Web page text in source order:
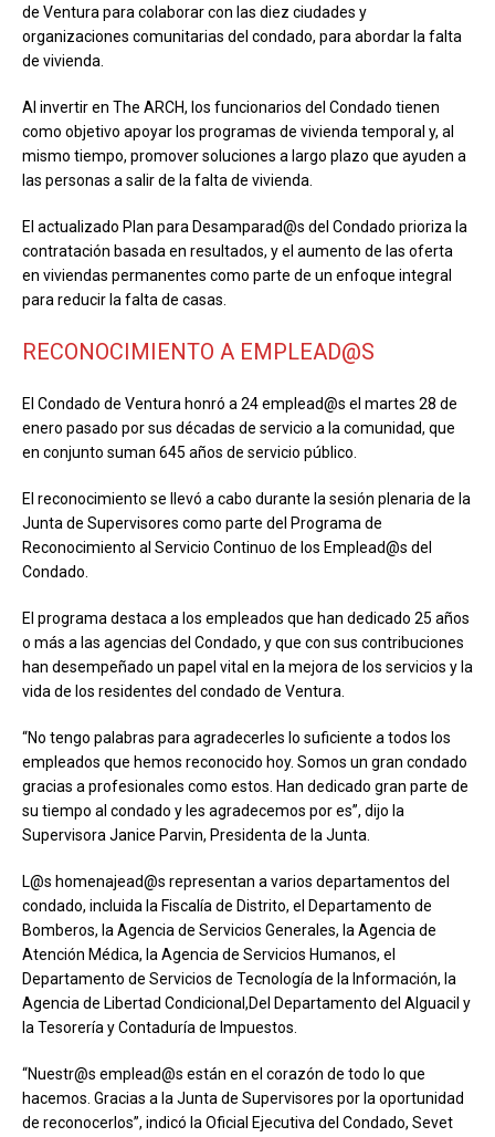
de Ventura para colaborar con las diez ciudades y
organizaciones comunitarias del condado, para abordar la falta
de vivienda.
Al invertir en The ARCH, los funcionarios del Condado tienen
como objetivo apoyar los programas de vivienda temporal y, al
mismo tiempo, promover soluciones a largo plazo que ayuden a
las personas a salir de la falta de vivienda.
El actualizado Plan para Desamparad@s del Condado prioriza la
contratación basada en resultados, y el aumento de las oferta
en viviendas permanentes como parte de un enfoque integral
para reducir la falta de casas.
RECONOCIMIENTO A EMPLEAD@S
El Condado de Ventura honró a 24 emplead@s el martes 28 de
enero pasado por sus décadas de servicio a la comunidad, que
en conjunto suman 645 años de servicio público.
El reconocimiento se llevó a cabo durante la sesión plenaria de la
Junta de Supervisores como parte del Programa de
Reconocimiento al Servicio Continuo de los Emplead@s del
Condado.
El programa destaca a los empleados que han dedicado 25 años
o más a las agencias del Condado, y que con sus contribuciones
han desempeñado un papel vital en la mejora de los servicios y la
vida de los residentes del condado de Ventura.
“No tengo palabras para agradecerles lo suficiente a todos los
empleados que hemos reconocido hoy. Somos un gran condado
gracias a profesionales como estos. Han dedicado gran parte de
su tiempo al condado y les agradecemos por es”, dijo la
Supervisora ​​Janice Parvin, Presidenta de la Junta.
L@s homenajead@s representan a varios departamentos del
condado, incluida la Fiscalía de Distrito, el Departamento de
Bomberos, la Agencia de Servicios Generales, la Agencia de
Atención Médica, la Agencia de Servicios Humanos, el
Departamento de Servicios de Tecnología de la Información, la
Agencia de Libertad Condicional,Del Departamento del Alguacil y
la Tesorería y Contaduría de Impuestos.
“Nuestr@s emplead@s están en el corazón de todo lo que
hacemos. Gracias a la Junta de Supervisores por la oportunidad
de reconocerlos”, indicó la Oficial Ejecutiva del Condado, Sevet